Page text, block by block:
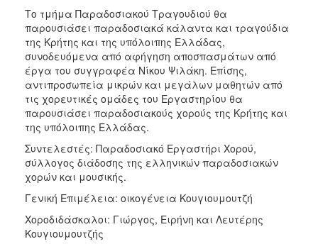
Το τμήμα Παραδοσιακού Τραγουδιού θα
παρουσιάσει παραδοσιακά κάλαντα και τραγούδια
της Κρήτης και της υπόλοιπης Ελλάδας,
συνοδευόμενα από αφήγηση αποσπασμάτων από
έργα του συγγραφέα Νίκου Ψιλάκη. Επίσης,
αντιπροσωπεία μικρών και μεγάλων μαθητών από
τις χορευτικές ομάδες του Εργαστηρίου θα
παρουσιάσει παραδοσιακούς χορούς της Κρήτης και
της υπόλοιπης Ελλάδας.
Συντελεστές: Παραδοσιακό Εργαστήρι Χορού,
σύλλογος διάδοσης της ελληνικών παραδοσιακών
χορών και μουσικής.
Γενική Επιμέλεια: οικογένεια Κουγιουμουτζή
Χοροδιδάσκαλοι: Γιώργος, Ειρήνη και Λευτέρης
Κουγιουμουτζής